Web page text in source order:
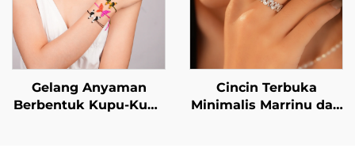
Gelang Anyaman
Berbentuk Kupu-Kupu
Cincin Terbuka
Minimalis Marrinu dari